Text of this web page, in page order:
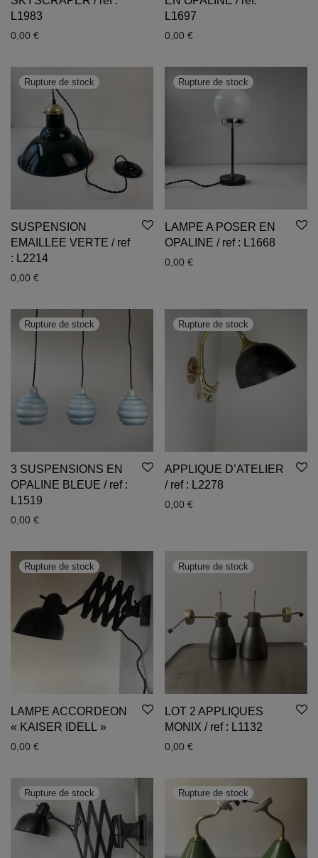
L1983
0,00 €
L1697
0,00 €
SUSPENSION
EMAILLEE VERTE / ref
: L2214
0,00 €
LAMPE A POSER EN
OPALINE / ref : L1668
0,00 €
3 SUSPENSIONS EN
OPALINE BLEUE / ref :
L1519
0,00 €
APPLIQUE D’ATELIER
/ ref : L2278
0,00 €
LAMPE ACCORDEON
« KAISER IDELL »
0,00 €
LOT 2 APPLIQUES
MONIX / ref : L1132
0,00 €